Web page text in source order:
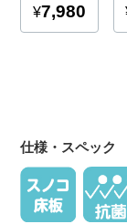
仕様・スペック